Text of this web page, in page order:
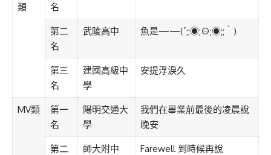
類
名
第二
名
武陵高中 魚是——(´;;◉;⊖;◉;;｀)
第三
名
建國高級中
學
安提浮淚久
MV類
第一
名
陽明交通大
學
我們在畢業前最後的凌晨說
晚安
第二
師大附中 Farewell 到時候再說